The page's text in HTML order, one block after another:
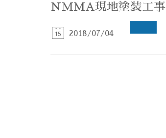
NMMA現地塗装工事
2018/07/04